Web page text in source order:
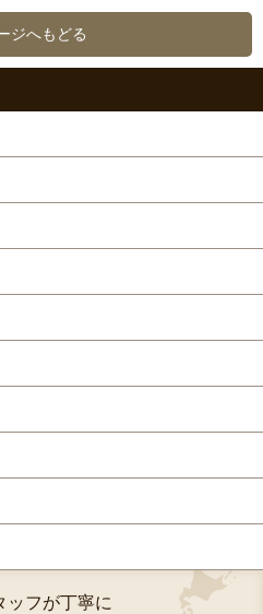
ジへもどる
ッフが丁寧に